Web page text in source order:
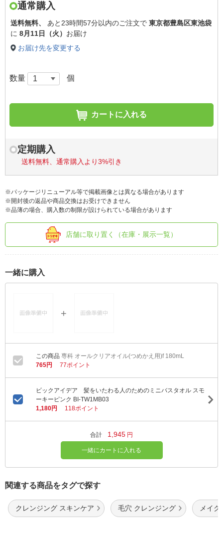
通常購入
送料無料、 あと 23時間57分以内のご注文で 東京都豊島区東池袋
に 8月11日（火） お届け
お届け先を変更する
数量 個
カートに入れる
定期購入
送料無料、通常購入より3%引き
※パッケージリニューアル等で掲載画像とは異なる場合があります
※開封後の返品や商品交換はお受けできません
※品薄の場合、購入数の制限が設けられている場合があります
店舗に取り置く（在庫・展示一覧）
一緒に購入
専科 オールクリアオイル(つめかえ用)f 180mL
765円
77ポイント
ビックアイデア 髪をいたわる人のためのミニバスタオル スモ
ーキーピンク BI-TW1MB03
1,180円
118ポイント
合計 1,945 円
一緒にカートに入れる
関連する商品をタグで探す
クレンジング スキンケア 毛穴 クレンジング メイク